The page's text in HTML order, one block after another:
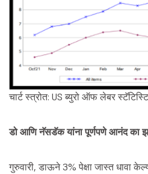
चार्ट स्त्रोत: US ब्युरो ऑफ लेबर
डो आणि नॅसडॅक यांना पूर्णपणे आनंद का
गुरुवारी, डाऊने 3% पेक्षा जास्त धावा